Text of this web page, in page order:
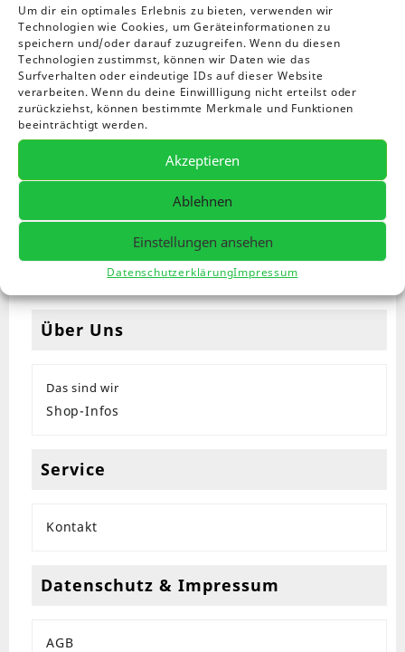
Um dir ein optimales Erlebnis zu bieten, verwenden wir
Technologien wie Cookies, um Geräteinformationen zu
speichern und/oder darauf zuzugreifen. Wenn du diesen
Technologien zustimmst, können wir Daten wie das
Surfverhalten oder eindeutige IDs auf dieser Website
verarbeiten. Wenn du deine Einwillligung nicht erteilst oder
zurückziehst, können bestimmte Merkmale und Funktionen
beeinträchtigt werden.
Akzeptieren
Ablehnen
Einstellungen ansehen
DatenschutzerklärungImpressum
Damen
Schuhe, Hosen, Rock,
Jetzt einkaufen
Über Uns
Das sind wir
Shop-Infos
Service
Kontakt
Datenschutz & Impressum
AGB